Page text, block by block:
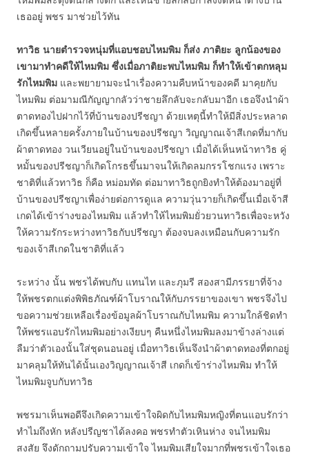
เธออยู่ พชร มาช่วยไว้ทัน
ทาวิธ นายตำรวจหนุ่มที่แอบชอบไหมพิม ก็ส่ง ภาติยะ ลูกน้องของ
เขามาทำคดีให้ไหมพิม ซึ่งเมื่อภาติยะพบไหมพิม ก็ทำให้เข้าตกหลุม
รักไหมพิม และพยายามจะนำเรื่องความคืบหน้าของคดี มาคุยกับ
ไหมพิม ต่อมามณีกัญญากลัวว่าชายลึกลับจะกลับมาอีก เธอจึงนำผ้า
ตาดทองไปฝากไว้ที่บ้านของปรีชญา ด้วยเหตุนี้ทำให้มีสิ่งประหลาด
เกิดขึ้นหลายครั้งภายในบ้านของปรีชญา วิญญาณเจ้าสีเกดที่มากับ
ผ้าตาดทอง วนเวียนอยู่ในบ้านของปรีชญา เมื่อได้เห็นหน้าทาวิธ คู่
หมั้นของปรีชญาก็เกิดโกรธขึ้นมาจนให้เกิดลมกรรโชกแรง เพราะ
ชาติที่แล้วทาวิธ ก็คือ หม่อมทัด ต่อมาทาวิธถูกยิงทำให้ต้องมาอยู่ที่
บ้านของปรีชญาเพื่อง่ายต่อการดูแล ความวุ่นวายก็เกิดขึ้นเมื่อเจ้าสี
เกดได้เข้าร่างของไหมพิม แล้วทำให้ไหมพิมยั่วยวนทาวิธเพื่อจะหวัง
ให้ความรักระหว่างทาวิธกับปรีชญา ต้องจบลงเหมือนกับความรัก
ของเจ้าสีเกดในชาติที่แล้ว
ระหว่าง นั้น พชรได้พบกับ แทนไท และภุมรี สองสามีภรรยาที่จ้าง
ให้พชรตกแต่งพิพิธภัณฑ์ผ้าโบราณให้กับภรรยาของเขา พชรจึงไป
ขอความช่วยเหลือเรื่องข้อมูลผ้าโบราณกับไหมพิม ความใกล้ชิดทำ
ให้พชรแอบรักไหมพิมอย่างเงียบๆ คืนหนึ่งไหมพิมลงมาข้างล่างแต่
ลืมว่าตัวเองนั้นใส่ชุดนอนอยู่ เมื่อทาวิธเห็นจึงนำผ้าตาดทองที่ตกอยู่
มาคลุมให้ทันได้นั้นเองวิญญาณเจ้าสี เกดก็เข้าร่างไหมพิม ทำให้
ไหมพิมจูบกับทาวิธ
พชรมาเห็นพอดีจึงเกิดความเข้าใจผิดกับไหมพิมหญิงที่ตนแอบรักว่า
ทำไมถึงหัก หลังปรีญชาได้ลงคอ พชรทำตัวเหินห่าง จนไหมพิม
สงสัย จึงดักถามปรับความเข้าใจ ไหมพิมเสียใจมากที่พชรเข้าใจเธอ